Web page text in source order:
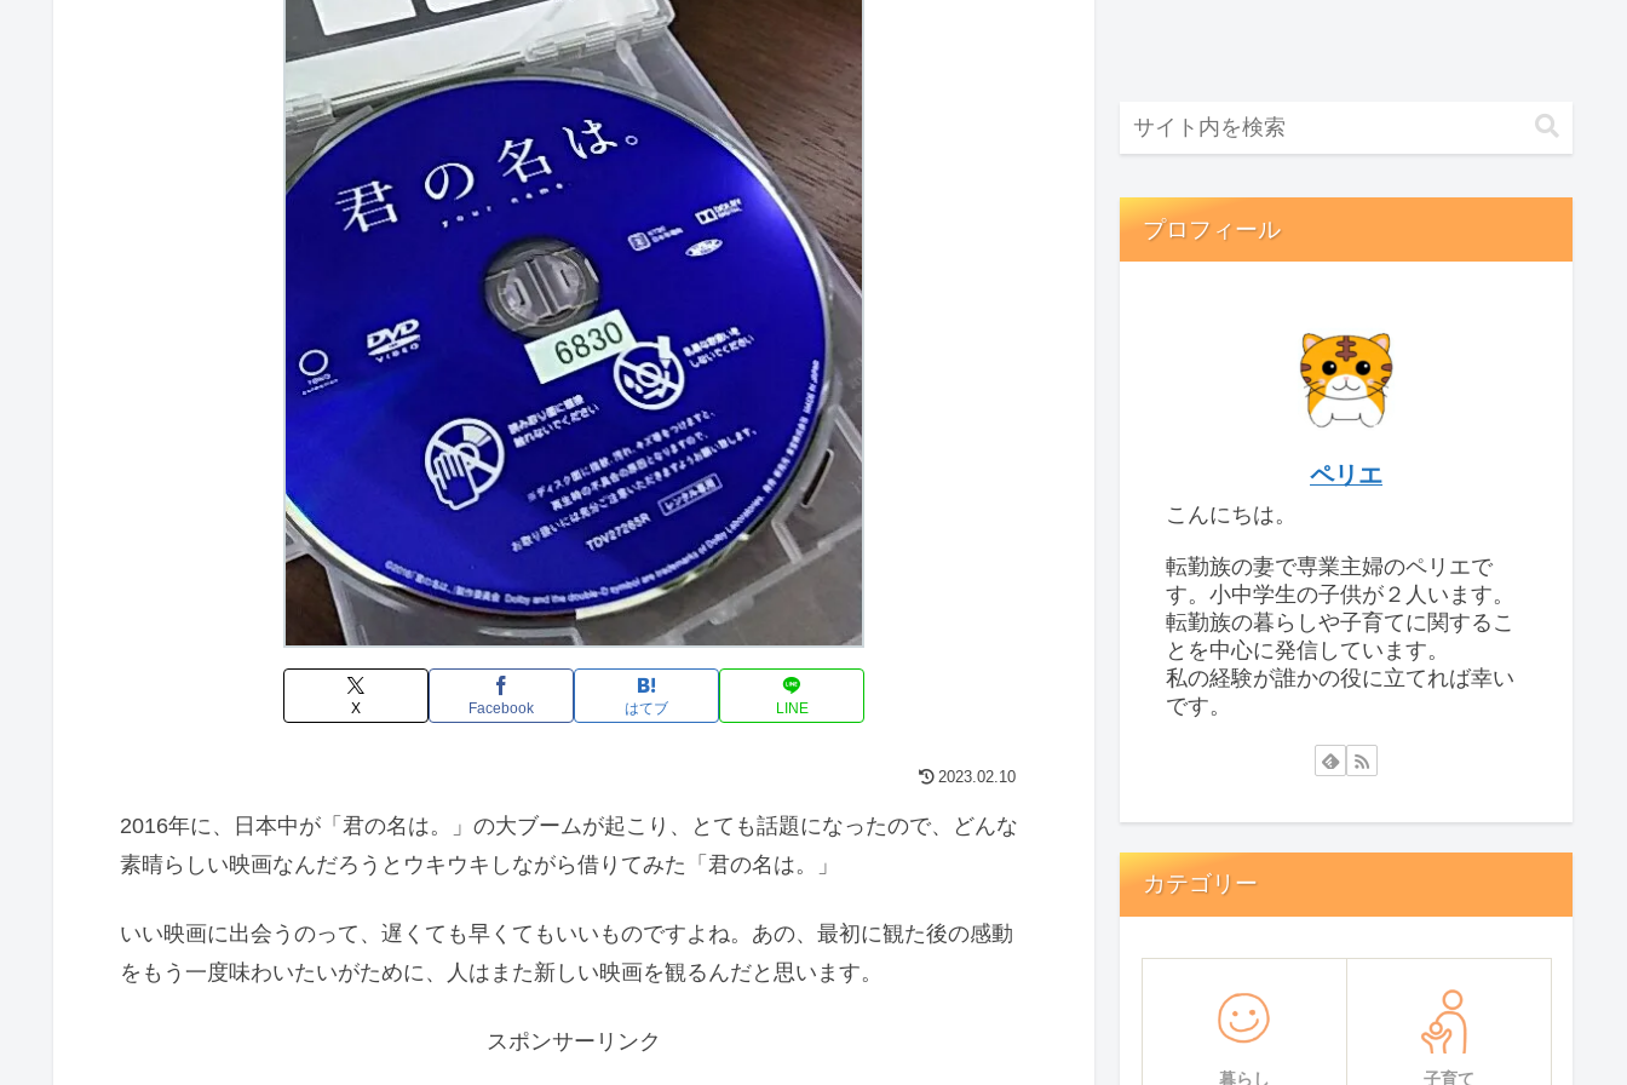
X Facebook はてブ LINE
2023.02.10
2016年に、日本中が「君の名は。」の大ブームが起こり、とても話題になったので、どんな
素晴らしい映画なんだろうとウキウキしながら借りてみた「君の名は。」
いい映画に出会うのって、遅くても早くてもいいものですよね。あの、最初に観た後の感動
をもう一度味わいたいがために、人はまた新しい映画を観るんだと思います。
スポンサーリンク
プロフィール
ペリエ
こんにちは。
転勤族の妻で専業主婦のペリエで
す。小中学生の子供が２人います。
転勤族の暮らしや子育てに関するこ
とを中心に発信しています。
私の経験が誰かの役に立てれば幸い
です。
カテゴリー
暮らし 子育て